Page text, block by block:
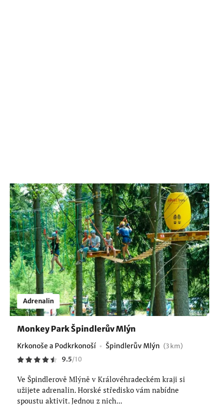
Adrenalin
Monkey Park Špindlerův Mlýn
Krkonoše a Podkrkonoší Špindlerův Mlýn (3 km)
9.5/10
Ve Špindlerově Mlýně v Královéhradeckém kraji si
užijete adrenalin. Horské středisko vám nabídne
spoustu aktivit. Jednou z nich...